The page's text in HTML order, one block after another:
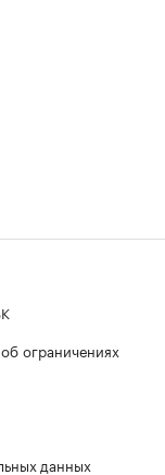
ограничениях
данных